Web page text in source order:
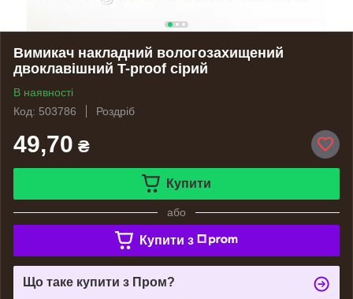
Вимикач накладний вологозахищений
двоклавішний T-proof cірий
В наявності
Код: 503786
Роздріб
49,70 ₴
Купити
або
Купити з
Що таке купити з Пром?